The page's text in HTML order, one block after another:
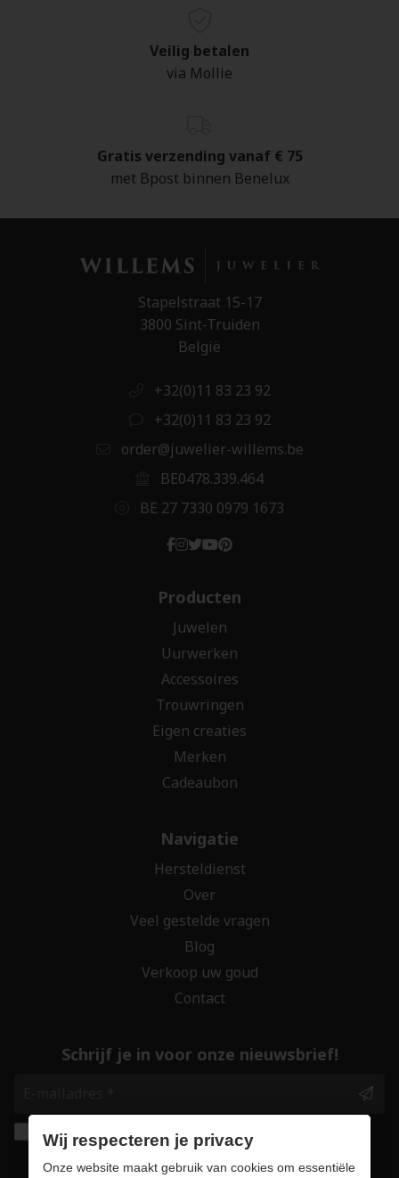
Veilig betalen
via Mollie
Gratis verzending vanaf € 75
met Bpost binnen Benelux
Stapelstraat 15-17
3800 Sint-Truiden
België
+32(0)11 83 23 92
+32(0)11 83 23 92
order@juwelier-willems.be
BE0478.339.464
BE 27 7330 0979 1673
Producten
Juwelen
Uurwerken
Accessoires
Trouwringen
Eigen creaties
Merken
Cadeaubon
Navigatie
Hersteldienst
Over
Veel gestelde vragen
Blog
Verkoop uw goud
Contact
Schrijf je in voor onze nieuwsbrief!
Ik geef de toestemming om mijn gegevens te
bewaren en verwerken zoals aangegeven in
Wij respecteren je privacy
Onze website maakt gebruik van cookies om essentiële